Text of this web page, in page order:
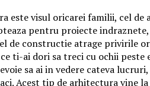
este visul oricarei familii, cel
pentru proiecte
de constructie atrage privirile
ti-ai dori sa treci cu ochii
sa ai in vedere cateva
Acest tip de arhitectura vine